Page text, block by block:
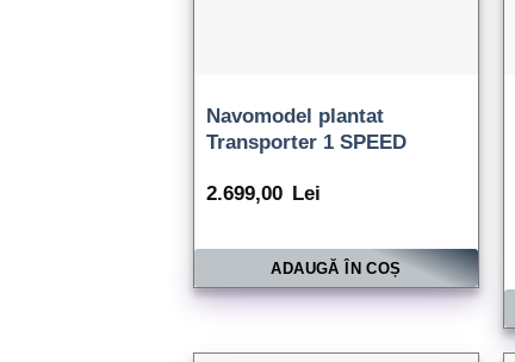
Navomodel plantat
Transporter 1 SPEED
2.699,00 Lei
ADAUGĂ ÎN COȘ